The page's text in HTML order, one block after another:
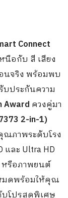
Connect
นือกับ สี เสียง
นจริง พร้อมพบ
บประกันความ
Award ควงคู่มา
2-in-1)
ภาพระดับโรง
ละ Ultra HD
หรือภาพยนต์
มดพร้อมให้คุณ